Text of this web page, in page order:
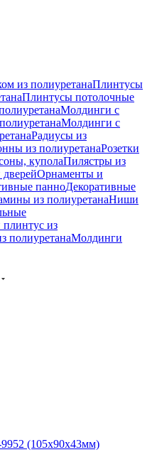
из полиуретанаПлинтусы
Плинтусы потолочные
Молдинги c
Молдинги с
Радиусы из
из полиуретанаРозетки
куполаПилястры из
Орнаменты и
панноДекоративные
из полиуретанаНиши
из
полиуретанаМолдинги